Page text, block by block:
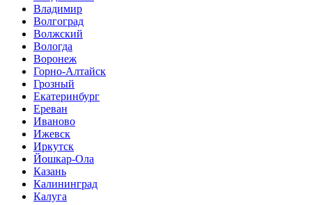
Владимир
Волгоград
Волжский
Вологда
Воронеж
Горно-Алтайск
Грозный
Екатеринбург
Ереван
Иваново
Ижевск
Иркутск
Йошкар-Ола
Казань
Калининград
Калуга